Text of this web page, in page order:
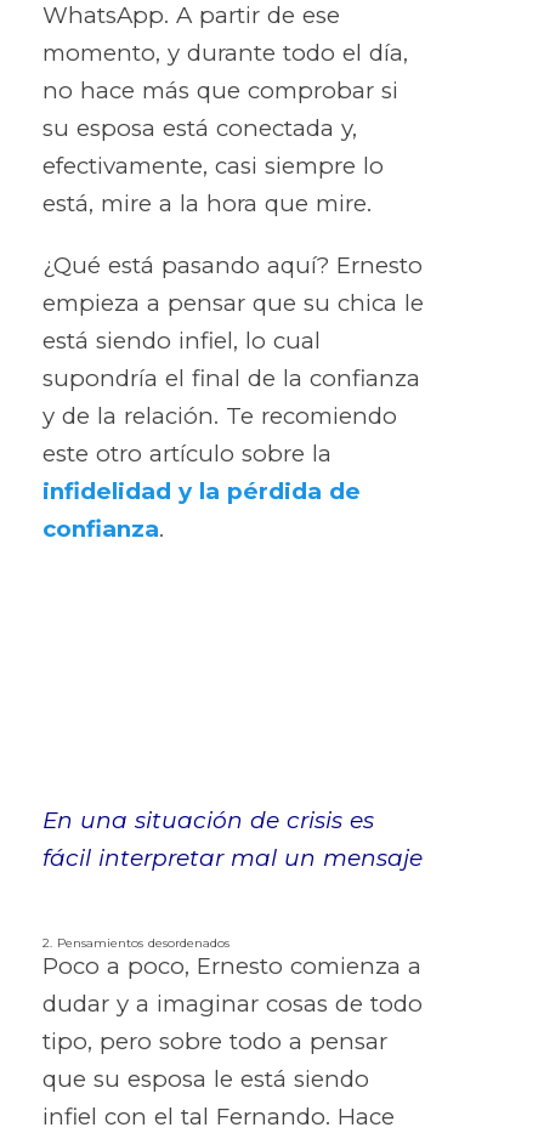
WhatsApp. A partir de ese
momento, y durante todo el día,
no hace más que comprobar si
su esposa está conectada y,
efectivamente, casi siempre lo
está, mire a la hora que mire.
¿Qué está pasando aquí? Ernesto
empieza a pensar que su chica le
está siendo infiel, lo cual
supondría el final de la confianza
y de la relación. Te recomiendo
este otro artículo sobre la
infidelidad y la pérdida de
confianza.
En una situación de crisis es
fácil interpretar mal un mensaje
2. Pensamientos desordenados
Poco a poco, Ernesto comienza a
dudar y a imaginar cosas de todo
tipo, pero sobre todo a pensar
que su esposa le está siendo
infiel con el tal Fernando. Hace